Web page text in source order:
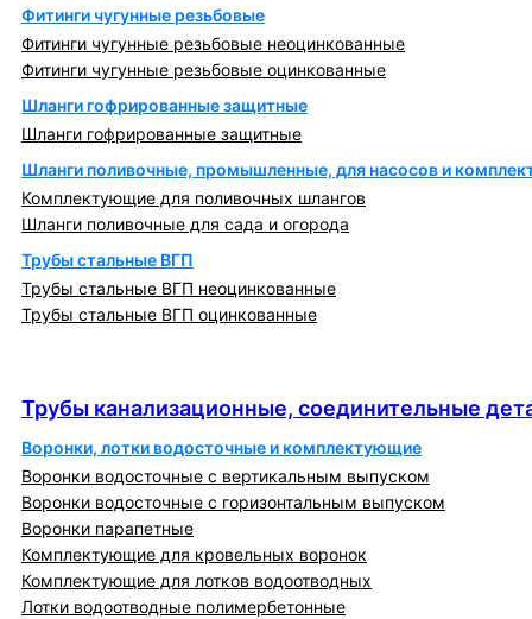
Фитинги чугунные резьбовые
Фитинги чугунные резьбовые неоцинкованные
Фитинги чугунные резьбовые оцинкованные
Шланги гофрированные защитные
Шланги гофрированные защитные
Шланги поливочные, промышленные, для насосов и
Комплектующие для поливочных шлангов
Шланги поливочные для сада и огорода
Трубы стальные ВГП
Трубы стальные ВГП неоцинкованные
Трубы стальные ВГП оцинкованные
Трубы канализационные, соединительные
Воронки, лотки водосточные и комплектующие
Воронки водосточные с вертикальным выпуском
Воронки водосточные с горизонтальным выпуском
Воронки парапетные
Комплектующие для кровельных воронок
Комплектующие для лотков водоотводных
Лотки водоотводные полимербетонные